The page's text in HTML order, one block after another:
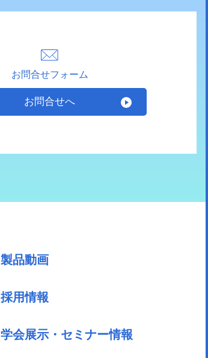
お問合せフォーム
お問合せへ
製品動画
採用情報
学会展示・セミナー情報